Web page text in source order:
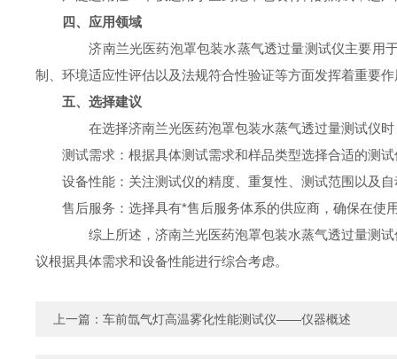
四、应用领域
济南兰光医药泡罩包装水蒸气透过量测试仪主要用于
制、环境适应性评估以及法规符合性验证等方面发挥着重要
五、选择建议
在选择济南兰光医药泡罩包装水蒸气透过量测试仪时
测试需求：根据具体测试需求和样品类型选择合适的测
设备性能：关注测试仪的精度、重复性、测试范围以及
售后服务：选择具有*售后服务体系的供应商，确保在使
综上所述，济南兰光医药泡罩包装水蒸气透过量测试
议根据具体需求和设备性能进行综合考虑。
上一篇： 车前氙气灯高温雾化性能测试仪——仪器概述